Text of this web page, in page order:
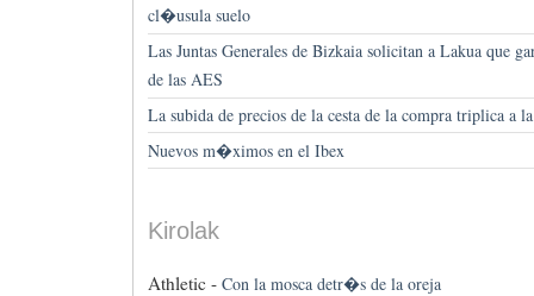
cl�usula suelo
Las Juntas Generales de Bizkaia solicitan a Lakua que
de las AES
La subida de precios de la cesta de la compra triplica a
Nuevos m�ximos en el Ibex
Kirolak
Athletic - Con la mosca detr�s de la oreja